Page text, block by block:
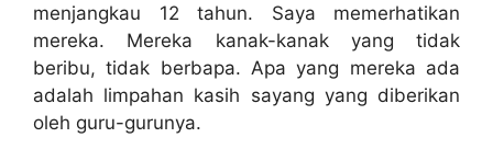
menjangkau 12 tahun. Saya memerhatikan
mereka. Mereka kanak-kanak yang tidak
beribu, tidak berbapa. Apa yang mereka ada
adalah limpahan kasih sayang yang diberikan
oleh guru-gurunya.